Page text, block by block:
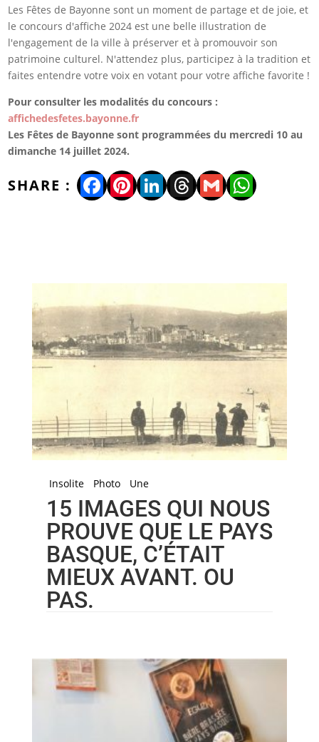
Les Fêtes de Bayonne sont un moment de partage et de joie, et
le concours d'affiche 2024 est une belle illustration de
l'engagement de la ville à préserver et à promouvoir son
patrimoine culturel. N'attendez plus, participez à la tradition et
faites entendre votre voix en votant pour votre affiche favorite !
Pour consulter les modalités du concours :
affichedesfetes.bayonne.fr
Les Fêtes de Bayonne sont programmées du mercredi 10 au
dimanche 14 juillet 2024.
Facebook
Pinterest
LinkedIn
Threads
Gmail
Insolite Photo Une
15 IMAGES QUI NOUS
PROUVE QUE LE PAYS
BASQUE, C’ÉTAIT
MIEUX AVANT. OU
PAS.